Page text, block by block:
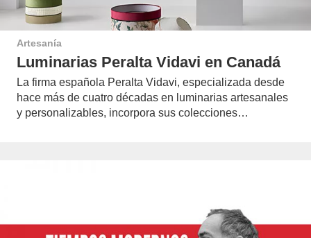
Artesanía
Luminarias Peralta Vidavi en Canadá
La firma española Peralta Vidavi, especializada desde
hace más de cuatro décadas en luminarias artesanales
y personalizables, incorpora sus colecciones…